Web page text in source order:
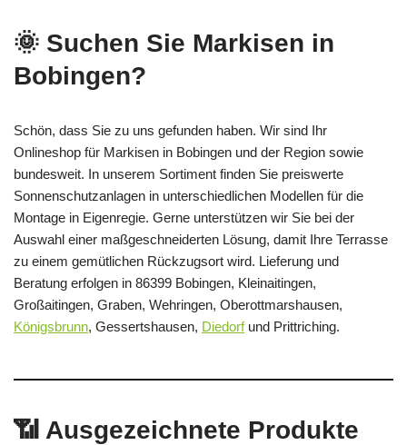
🌞 Suchen Sie Markisen in
Bobingen?
Schön, dass Sie zu uns gefunden haben. Wir sind Ihr
Onlineshop für Markisen in Bobingen und der Region sowie
bundesweit. In unserem Sortiment finden Sie preiswerte
Sonnenschutzanlagen in unterschiedlichen Modellen für die
Montage in Eigenregie. Gerne unterstützen wir Sie bei der
Auswahl einer maßgeschneiderten Lösung, damit Ihre Terrasse
zu einem gemütlichen Rückzugsort wird. Lieferung und
Beratung erfolgen in 86399 Bobingen, Kleinaitingen,
Großaitingen, Graben, Wehringen, Oberottmarshausen,
Königsbrunn, Gessertshausen, Diedorfund Prittriching.
📶 Ausgezeichnete Produkte